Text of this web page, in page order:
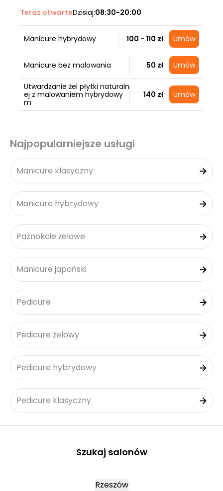
Teraz otwarteDzisiaj:08:30-20:00
Manicure hybrydowy 100 - 110 zł Umów
Manicure bez malowania 50 zł Umów
Utwardzanie żel płytki naturaln
ej z malowaniem hybrydowy
m
140 zł Umów
Najpopularniejsze usługi
Manicure klasyczny
Manicure hybrydowy
Paznokcie żelowe
Manicure japoński
Pedicure
Pedicure żelowy
Pedicure hybrydowy
Pedicure klasyczny
Szukaj salonów
Rzeszów